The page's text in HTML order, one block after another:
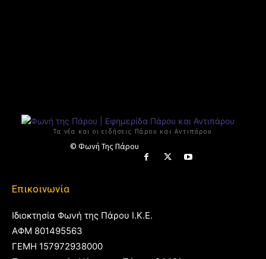
Τα νέα και οι ειδήσεις Πάρου και Αντιπάρου
© Φωνή Της Πάρου
Επικοινωνία
Ιδιοκτησία Φωνή της Πάρου Ι.Κ.Ε.
ΑΦΜ 801495563
ΓΕΜΗ 157972938000